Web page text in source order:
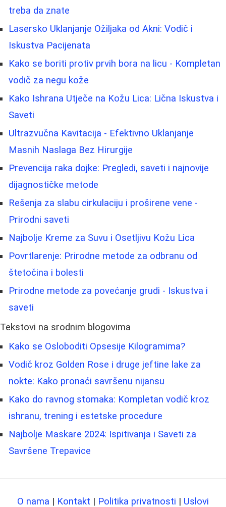
treba da znate
Lasersko Uklanjanje Ožiljaka od Akni: Vodič i
Iskustva Pacijenata
Kako se boriti protiv prvih bora na licu - Kompletan
vodič za negu kože
Kako Ishrana Utječe na Kožu Lica: Lična Iskustva i
Saveti
Ultrazvučna Kavitacija - Efektivno Uklanjanje
Masnih Naslaga Bez Hirurgije
Prevencija raka dojke: Pregledi, saveti i najnovije
dijagnostičke metode
Rešenja za slabu cirkulaciju i proširene vene -
Prirodni saveti
Najbolje Kreme za Suvu i Osetljivu Kožu Lica
Povrtlarenje: Prirodne metode za odbranu od
štetočina i bolesti
Prirodne metode za povećanje grudi - Iskustva i
saveti
Tekstovi na srodnim blogovima
Kako se Osloboditi Opsesije Kilogramima?
Vodič kroz Golden Rose i druge jeftine lake za
nokte: Kako pronaći savršenu nijansu
Kako do ravnog stomaka: Kompletan vodič kroz
ishranu, trening i estetske procedure
Najbolje Maskare 2024: Ispitivanja i Saveti za
Savršene Trepavice
O nama | Kontakt | Politika privatnosti | Uslovi